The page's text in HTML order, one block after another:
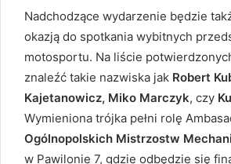
Nadchodzące wydarzenie będzie
okazją do spotkania wybitnych
motosportu. Na liście
znaleźć takie nazwiska jak Robert
Kajetanowicz, Miko Marczyk, czy
Wymieniona trójka pełni rolę
Ogólnopolskich Mistrzostw
w Pawilonie 7, gdzie odbędzie się